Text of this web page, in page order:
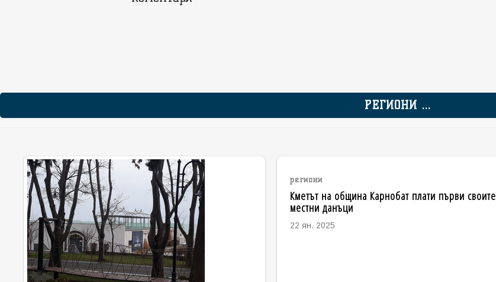
РЕГИОНИ ...
региони
Кметът на община Карнобат плати първи своите
местни данъци
22 ян. 2025